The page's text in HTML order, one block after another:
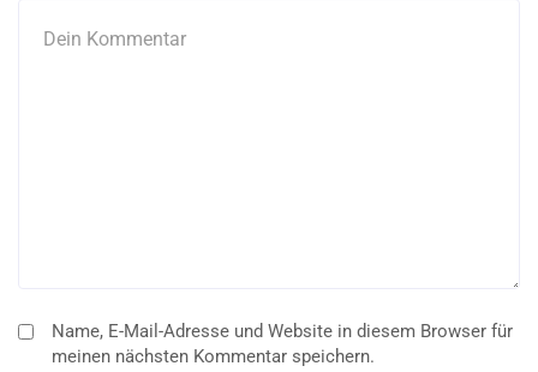
Name, E-Mail-Adresse und Website in diesem Browser für
meinen nächsten Kommentar speichern.